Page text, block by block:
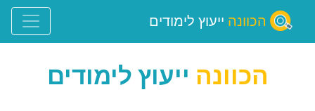
הכוונה ייעוץ לימודים
הכוונה ייעוץ לימודים